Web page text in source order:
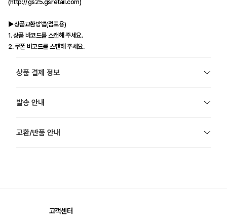
(http://gs25.gsretail.com)
▶상품교환방법(점포용)
1. 상품 바코드를 스캔해 주세요.
2. 쿠폰 바코드를 스캔해 주세요.
상품 결제 정보
발송 안내
교환/반품 안내
고객센터